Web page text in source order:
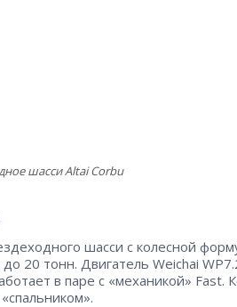
шасси Altai Corbu
шасси с колесной
20 тонн. Двигатель Weichai
в паре с «механикой» Fast.